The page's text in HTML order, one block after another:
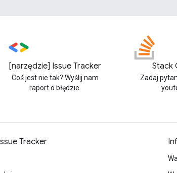
[narzędzie] Issue Tracker
Coś jest nie tak? Wyślij nam
raport o błędzie.
Stack
Zadaj
Tracker